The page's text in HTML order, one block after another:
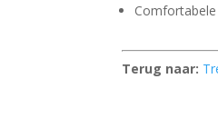
Terug naar: